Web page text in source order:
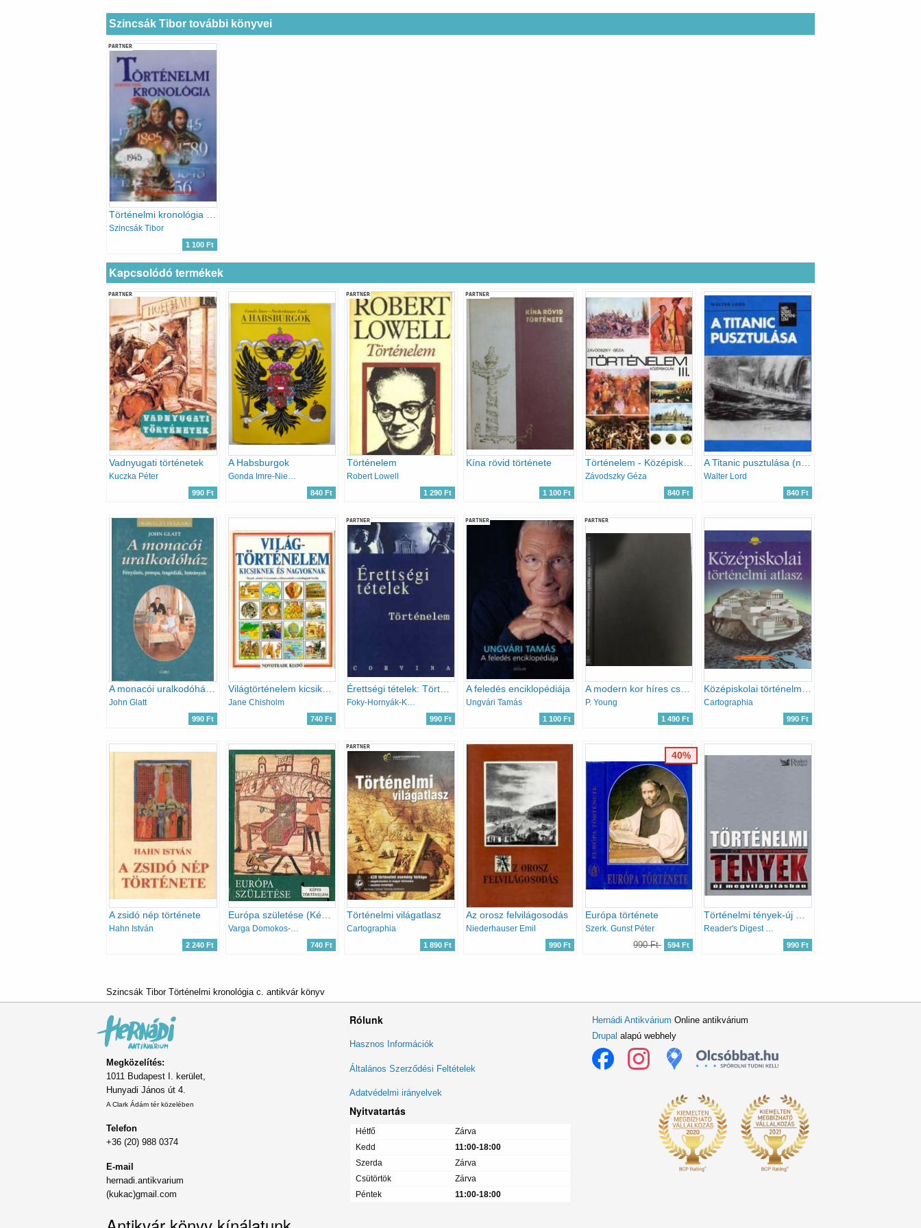
Szincsák Tibor további könyvei
PARTNER
Történelmi kronológia - ÁLTALÁNOS ÉS KÖZÉPISKOLÁSOK SZÁMÁRA (Tartalom a leírásban)
Szincsák Tibor
1 100 Ft
Kapcsolódó termékek
PARTNER
Vadnyugati történetek
Kuczka Péter
990 Ft
A Habsburgok
Gonda Imre-Niederhauser Emil
840 Ft
PARTNER
Történelem
Robert Lowell
1 290 Ft
PARTNER
Kína rövid története
1 100 Ft
Történelem - Középiskolák III.
Závodszky Géza
840 Ft
A Titanic pusztulása (népszerű történelem)
Walter Lord
840 Ft
John Glatt
990 Ft
Világtörténelem kicsiknek és nagyoknak
Jane Chisholm
740 Ft
PARTNER
Foky-Hornyák-Kalló-Katona
990 Ft
PARTNER
A feledés enciklopédiája
Ungvári Tamás
1 100 Ft
PARTNER
A modern kor híres csatái
P. Young
1 490 Ft
Cartographia
990 Ft
A zsidó nép története
Hahn István
2 240 Ft
Európa születése (Képes történelem)
Varga Domokos-Vekerdi László
740 Ft
PARTNER
Történelmi világatlasz
Cartographia
1 890 Ft
Az orosz felvilágosodás
Niederhauser Emil
990 Ft
Európa története
Szerk. Gunst Péter
990 Ft 594 Ft
40%
990 Ft
Szincsák Tibor Történelmi kronológia c. antikvár könyv
Megközelítés:
1011 Budapest I. kerület,
Hunyadi János út 4.
A Clark Ádám tér közelében
Telefon
+36 (20) 988 0374
E-mail
hernadi.antikvarium
(kukac)gmail.com
Rólunk
Lábléc
menü
Hasznos Információk
Általános Szerződési Feltételek
Adatvédelmi irányelvek
Nyitvatartás
Hétfő
Zárva
Kedd
11:00-18:00
Szerda
Zárva
Csütörtök
Zárva
Péntek
11:00-18:00
Hernádi Antikvárium Online antikvárium
Drupal alapú webhely